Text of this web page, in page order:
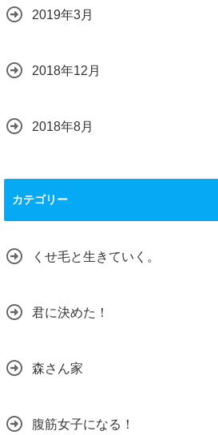
2019年3月
2018年12月
2018年8月
カテゴリー
くせ毛と生きていく。
君に決めた！
森さん家
腹筋女子になる！